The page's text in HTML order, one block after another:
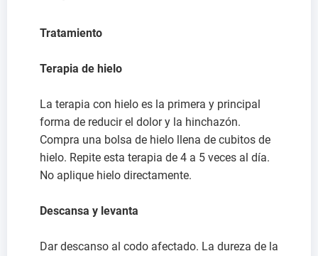
Tratamiento
Terapia de hielo
La terapia con hielo es la primera y principal
forma de reducir el dolor y la hinchazón.
Compra una bolsa de hielo llena de cubitos de
hielo. Repite esta terapia de 4 a 5 veces al día.
No aplique hielo directamente.
Descansa y levanta
Dar descanso al codo afectado. La dureza de la